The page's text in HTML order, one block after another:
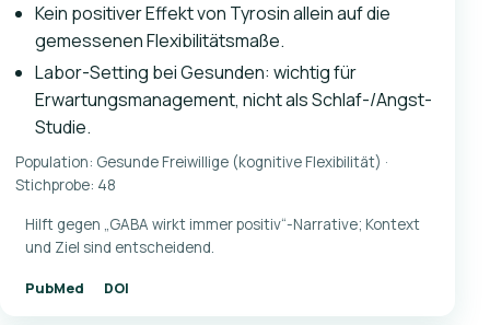
Kein positiver Effekt von Tyrosin allein auf die
gemessenen Flexibilitätsmaße.
Labor-Setting bei Gesunden: wichtig für
Erwartungsmanagement, nicht als Schlaf-/Angst-
Studie.
Population: Gesunde Freiwillige (kognitive Flexibilität) ·
Stichprobe: 48
Hilft gegen „GABA wirkt immer positiv“-Narrative; Kontext
und Ziel sind entscheidend.
PubMed DOI